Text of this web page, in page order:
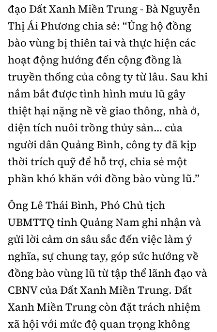
đạo Đất Xanh Miền Trung - Bà Nguyễn
Thị Ái Phương chia sẻ: “Ủng hộ đồng
bào vùng bị thiên tai và thực hiện các
hoạt động hướng đến cộng đồng là
truyền thống của công ty từ lâu. Sau khi
nắm bắt được tình hình mưu lũ gây
thiệt hại nặng nề về giao thông, nhà ở,
diện tích nuôi trồng thủy sản… của
người dân Quảng Bình, công ty đã kịp
thời trích quỹ để hỗ trợ, chia sẻ một
phần khó khăn với đồng bào vùng lũ.”
Ông Lê Thái Bình, Phó Chủ tịch
UBMTTQ tỉnh Quảng Nam ghi nhận và
gửi lời cảm ơn sâu sắc đến việc làm ý
nghĩa, sự chung tay, góp sức hướng về
đồng bào vùng lũ từ tập thể lãnh đạo và
CBNV của Đất Xanh Miền Trung. Đất
Xanh Miền Trung còn đặt trách nhiệm
xã hội với mức độ quan trọng không